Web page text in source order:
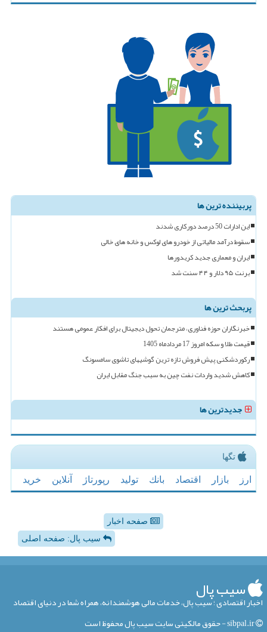
پربیننده ترین ها
این ادارات 50 درصد دورکاری شدند
سقوط درآمد مالیاتی از خودرو های لوکس و خانه های خالی
ایران و معماری جدید کریدورها
برنت ۹۵ دلار و ۴۴ سنت شد
پربحث ترین ها
خبرنگاران حوزه فناوری، مترجمان تحول دیجیتال برای افکار عمومی هستند
قیمت طلا و سکه امروز 17 مردادماه 1405
رکوردشکنی پیش فروش تازه ترین گوشیهای تاشوی سامسونگ
کاهش شدید واردات نفت چین به سبب جنگ مقابل ایران
جدیدترین ها
تگها
ارز بازار اقتصاد بانك تولید رپورتاژ آنلاین خرید
صفحه اخبار
سیب پال: صفحه اصلی
سیب پال
اخبار اقتصادی ؛ سیب پال، خدمات مالی هوشمندانه، همراه شما در دنیای اقتصاد